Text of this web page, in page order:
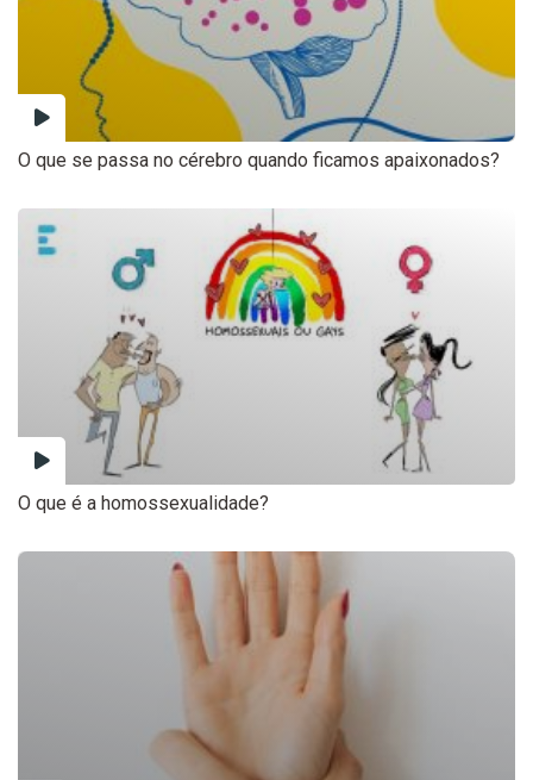
O que se passa no cérebro quando ficamos apaixonados?
O que é a homossexualidade?